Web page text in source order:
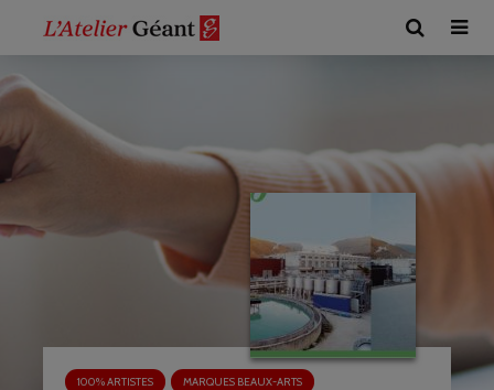
100% ARTISTES MARQUES BEAUX-ARTS